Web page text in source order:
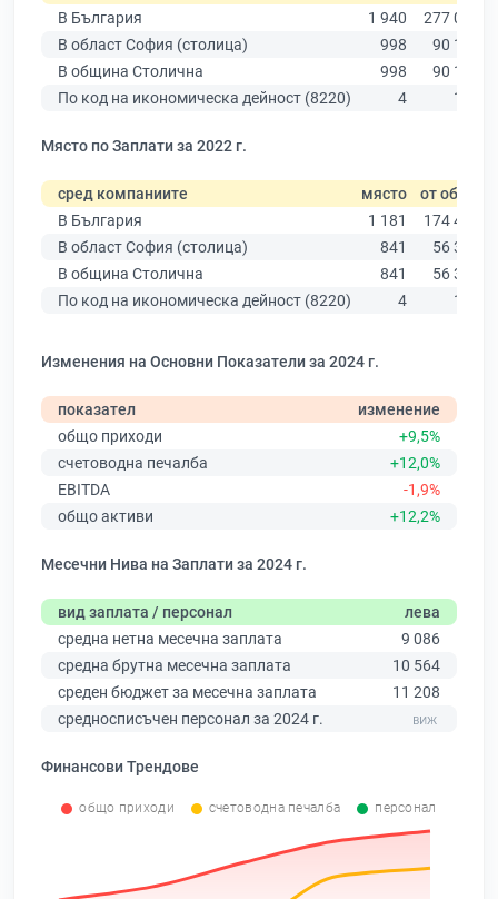
В България
1 940
277 019
В област София (столица)
998
90 178
В община Столична
998
90 178
По код на икономическа дейност (8220)
4 153
Място по Заплати за 2022 г.
сред компаниите място от общо
В България
1 181
174 403
В област София (столица)
841
56 378
В община Столична
841
56 378
По код на икономическа дейност (8220)
4 116
Изменения на Основни Показатели за 2024 г.
показател
изменение
общо приходи
+9,5%
счетоводна печалба
+12,0%
EBITDA
-1,9%
общо активи
+12,2%
Месечни Нива на Заплати за 2024 г.
вид заплата / персонал
лева
средна нетна месечна заплата
9 086
средна брутна месечна заплата
10 564
среден бюджет за месечна заплата
11 208
средносписъчен персонал за 2024 г.
Финансови Трендове
общо приходи счетоводна печалба персонал